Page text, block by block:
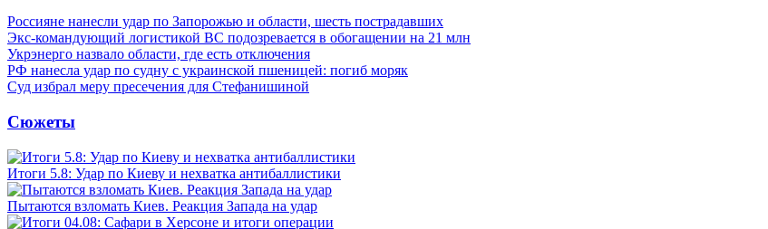
Россияне нанесли удар по Запорожью и области, шесть пострадавших
Экс-командующий логистикой ВС подозревается в обогащении на 21 млн
Укрэнерго назвало области, где есть отключения
РФ нанесла удар по судну с украинской пшеницей: погиб моряк
Суд избрал меру пресечения для Стефанишиной
Сюжеты
Итоги 5.8: Удар по Киеву и нехватка антибаллистики
Пытаются взломать Киев. Реакция Запада на удар